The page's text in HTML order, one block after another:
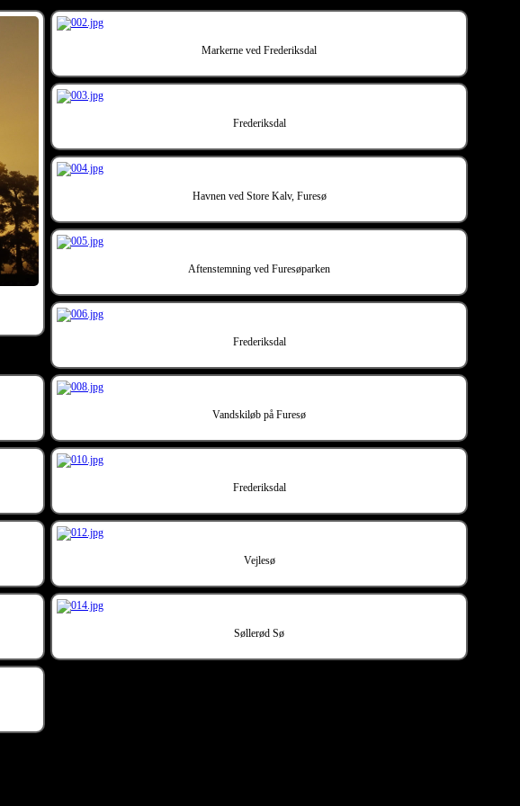
Markerne ved Frederiksdal
Frederiksdal
Havnen ved Store Kalv, Furesø
Aftenstemning ved Furesøparken
Frederiksdal
Vandskiløb på Furesø
Frederiksdal
Vejlesø
Søllerød Sø